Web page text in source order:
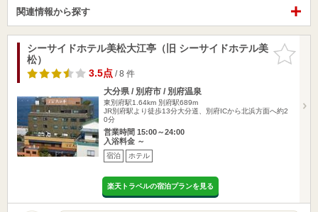
関連情報から探す
お気に入
りに追加
シーサイドホテル美松大江亭（旧 シーサイドホテル美
松）
3.5点/ 8 件
大分県 / 別府市 / 別府温泉
東別府駅1.64km 別府駅689m
JR別府駅より徒歩13分大分道、別府ICから北浜方面へ約2
0分
営業時間 15:00～24:00
入浴料金 ～
宿泊 ホテル
楽天トラベルの宿泊プランを見る